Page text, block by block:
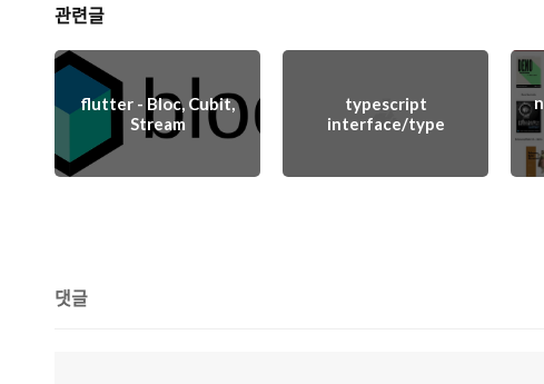
관련글
flutter - Bloc, Cubit,
Stream
typescript
interface/type
댓글